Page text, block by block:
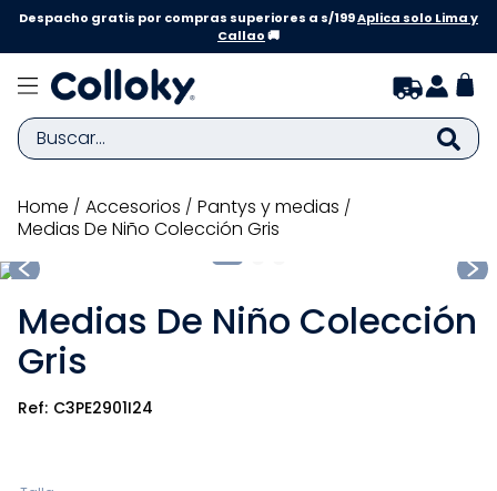
Despacho gratis por compras superiores a s/199Aplica solo Lima y
Callao🚚
Buscar...
accesorios
pantys y medias
Medias De Niño Colección Gris
Medias De Niño Colección
Gris
C3PE2901I24
TÉRMINOS MÁS BUSCADOS
1.
zapatillas niña
2.
3
medias
4.
sandalias